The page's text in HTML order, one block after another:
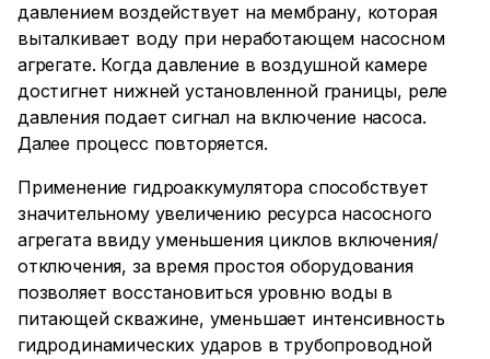
давлением воздействует на мембрану, которая
выталкивает воду при неработающем насосном
агрегате. Когда давление в воздушной камере
достигнет нижней установленной границы, реле
давления подает сигнал на включение насоса.
Далее процесс повторяется.
Применение гидроаккумулятора способствует
значительному увеличению ресурса насосного
агрегата ввиду уменьшения циклов включения/
отключения, за время простоя оборудования
позволяет восстановиться уровню воды в
питающей скважине, уменьшает интенсивность
гидродинамических ударов в трубопроводной